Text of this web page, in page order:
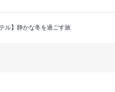
ル】静かな冬を過ごす旅